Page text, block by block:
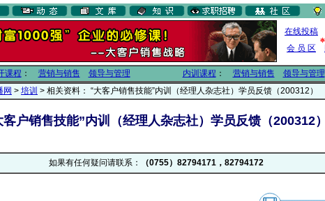
在线投稿
会 员 区
课程 ： 营销与销售 领导与管理 内训课程 ： 营销与销售
领导与管理
网 > 培训 > 相关资料： “大客户销售技能”内训（经理人杂志社）学员反馈（200312）
客户销售技能”内训（经理人杂志社）学员反馈（200312）
如果有任何疑问请联系： （0755）82794171，82794172